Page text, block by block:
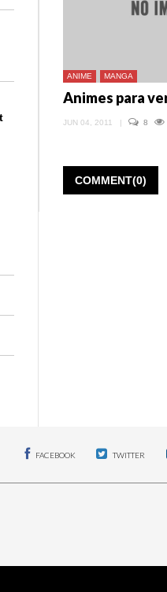
ANIME MANGA
JUN 04, 2011 | 8
COMMENT(0)
FACEBOOK TWITTER